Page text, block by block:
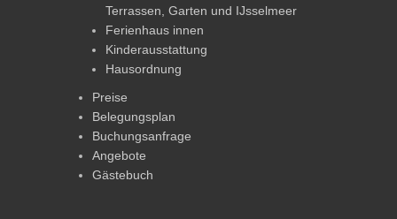
Terrassen, Garten und IJsselmeer
Ferienhaus innen
Kinderausstattung
Hausordnung
Preise
Belegungsplan
Buchungsanfrage
Angebote
Gästebuch